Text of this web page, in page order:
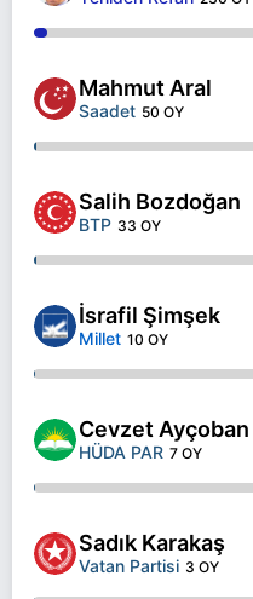
Mahmut Aral
Saadet 50 OY
Salih Bozdoğan
BTP 33 OY
İsrafil Şimşek
Millet 10 OY
Cevzet Ayçoban
HÜDA PAR 7 OY
Sadık Karakaş
Vatan Partisi 3 OY